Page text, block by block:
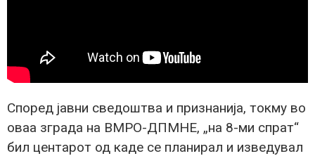
Според јавни сведоштва и признанија, токму во
оваа зграда на ВМРО-ДПМНЕ, „на 8-ми спрат“
бил центарот од каде се планирал и изведувал